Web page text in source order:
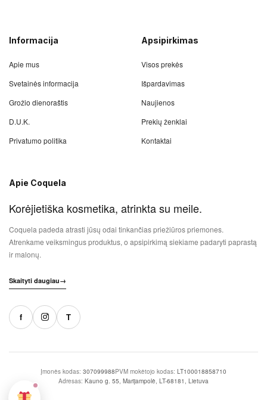
Informacija
Apie mus
Svetainės informacija
Grožio dienoraštis
D.U.K.
Privatumo politika
Apsipirkimas
Visos prekės
Išpardavimas
Naujienos
Prekių ženklai
Kontaktai
Apie Coquela
Korėjietiška kosmetika, atrinkta su meile.
Coquela padeda atrasti jūsų odai tinkančias priežiūros priemones.
Atrenkame veiksmingus produktus, o apsipirkimą siekiame padaryti paprastą
ir malonų.
Skaityti daugiau→
f T
Įmonės kodas: 307099988PVM mokėtojo kodas: LT100018858710
Adresas: Kauno g. 55, Marijampolė, LT-68181, Lietuva